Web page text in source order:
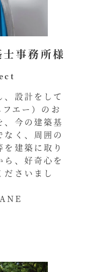
事務所様
設計をして
エー）のお
、今の建築基
く、周囲の
建築に取り
ら、好奇心を
ださいまし